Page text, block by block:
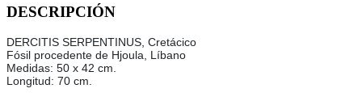
DESCRIPCIÓN
DERCITIS SERPENTINUS, Cretácico
Fósil procedente de Hjoula, Líbano
Medidas: 50 x 42 cm.
Longitud: 70 cm.